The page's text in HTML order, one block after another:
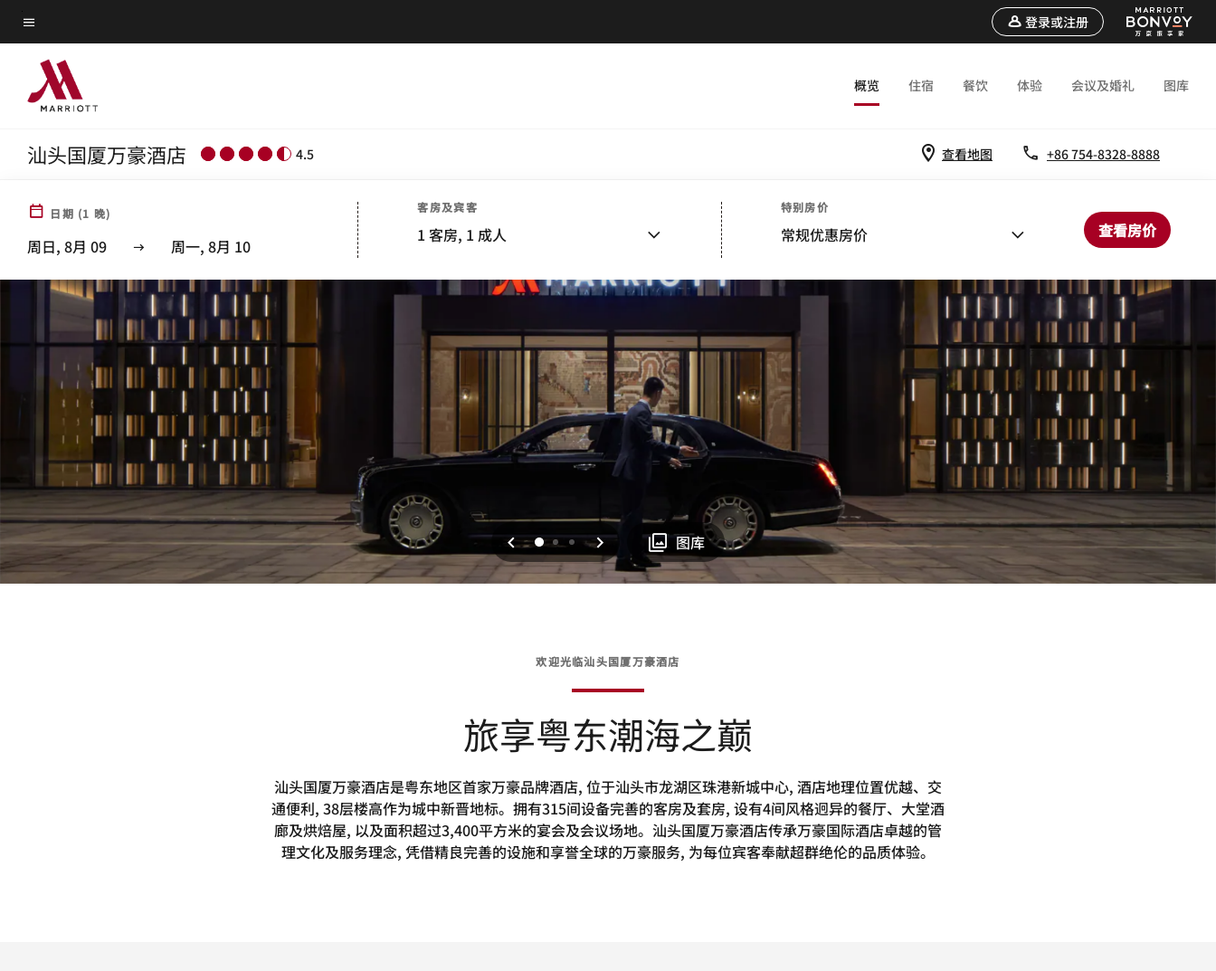
Skip
to
main
content
菜单文本
登录或注册
概览 住宿 餐饮 体验 会议及婚礼 图库
汕头国厦万豪酒店 4.5 查看地图 +86 754-8328-8888
日期 (1 晚)
周日, 8月 09 周一, 8月 10
客房及宾客
1 客房, 1 成人
特别房价
常规优惠房价 查看房价
上一页
012 下一页 图库
欢迎光临汕头国厦万豪酒店
旅享粤东潮海之巅
汕头国厦万豪酒店是粤东地区首家万豪品牌酒店, 位于汕头市龙湖区珠港新城中心, 酒店地理位置优越、交
通便利, 38层楼高作为城中新晋地标。拥有315间设备完善的客房及套房, 设有4间风格迥异的餐厅、大堂酒
廊及烘焙屋, 以及面积超过3,400平方米的宴会及会议场地。汕头国厦万豪酒店传承万豪国际酒店卓越的管
理文化及服务理念, 凭借精良完善的设施和享誉全球的万豪服务, 为每位宾客奉献超群绝伦的品质体验。